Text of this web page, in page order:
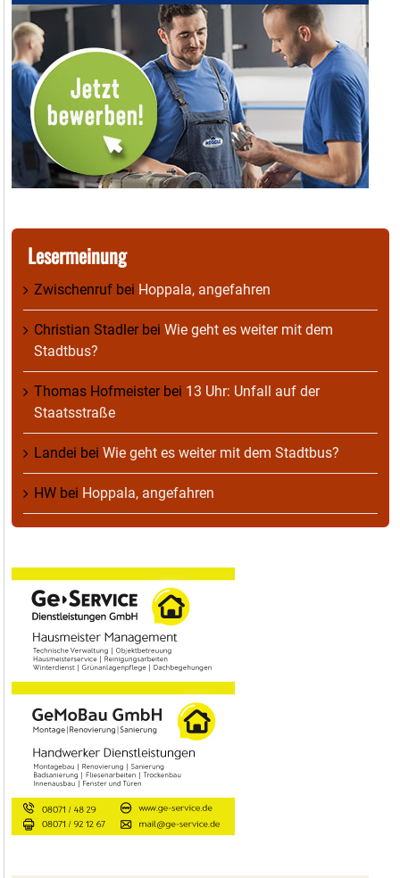
Lesermeinung
Zwischenruf bei Hoppala, angefahren
Christian Stadlerbei Wie geht es weiter mit dem
Stadtbus?
Thomas Hofmeisterbei 13 Uhr: Unfall auf der
Staatsstraße
Landei bei Wie geht es weiter mit dem Stadtbus?
HW bei Hoppala, angefahren